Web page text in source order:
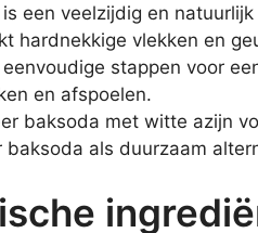
is een veelzijdig en
hardnekkige vlekken en
eenvoudige stappen voor
en afspoelen.
baksoda met witte azijn
als duurzaam